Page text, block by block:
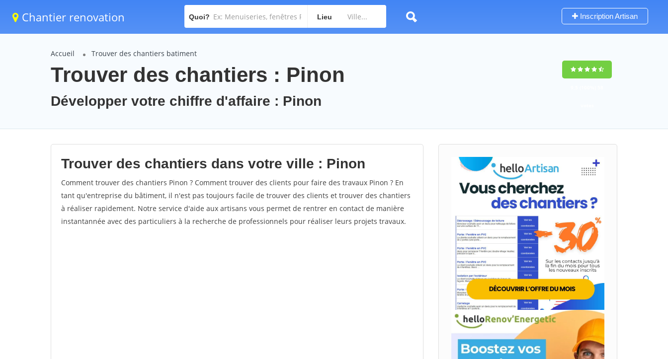
Chantier renovation Quoi? Lieu Inscription Artisan
Accueil Trouver des chantiers batiment
Trouver des chantiers : Pinon
Développer votre chiffre d'affaire : Pinon
Trouver des chantiers dans votre ville : Pinon
Comment trouver des chantiers Pinon ? Comment trouver des clients pour faire des travaux Pinon ? En
tant qu'entreprise du bâtiment, il n'est pas toujours facile de trouver des clients et trouver des chantiers
à réaliser rapidement. Notre service d'aide aux artisans vous permet de rentrer en contact de manière
instantannée avec des particuliers à la recherche de professionnels pour réaliser leurs projets travaux.